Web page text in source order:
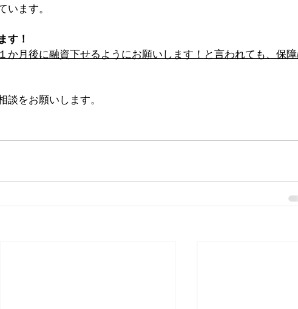
います。
す！
１か月後に融資下せるようにお願いします！と言われても、保
談をお願いします。